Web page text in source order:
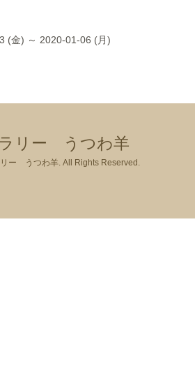
(金) ～ 2020-01-06 (月)
リー うつわ羊
リー うつわ羊. All Rights Reserved.